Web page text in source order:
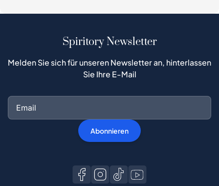
Spiritory Newsletter
Melden Sie sich für unseren Newsletter an, hinterlassen
Sie Ihre E-Mail
Abonnieren